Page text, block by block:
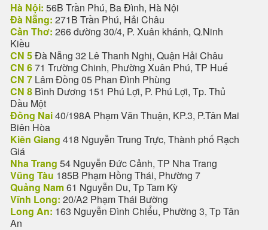
Hà Nội: 56B Trần Phú, Ba Đình, Hà Nội
Đà Nẵng: 271B Trần Phú, Hải Châu
Cần Thơ: 266 đường 30/4, P. Xuân khánh, Q.Ninh
Kiều
CN 5Đà Nẵng 32 Lê Thanh Nghị, Quận Hải Châu
CN 671 Trường Chinh, Phường Xuân Phú, TP Huế
CN 7 Lâm Đồng 05 Phan Đình Phùng
CN 8 Bình Dương 151 Phú Lợi, P. Phú Lợi, Tp. Thủ
Dầu Một
Đồng Nai40/198A Phạm Văn Thuận, KP.3, P.Tân Mai
Biên Hòa
Kiên Giang 418 Nguyễn Trung Trực, Thành phố Rạch
Giá
Nha Trang 54 Nguyễn Đức Cảnh, TP Nha Trang
Vũng Tàu 185B Phạm Hồng Thái, Phường 7
Quảng Nam61 Nguyễn Du, Tp Tam Kỳ
Vĩnh Long: 20/A2 Phạm Thái Bường
Long An: 163 Nguyễn Đình Chiểu, Phường 3, Tp Tân
An